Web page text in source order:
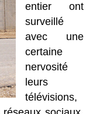
entier ont
surveillé
avec une
certaine
nervosité
leurs
télévisions,